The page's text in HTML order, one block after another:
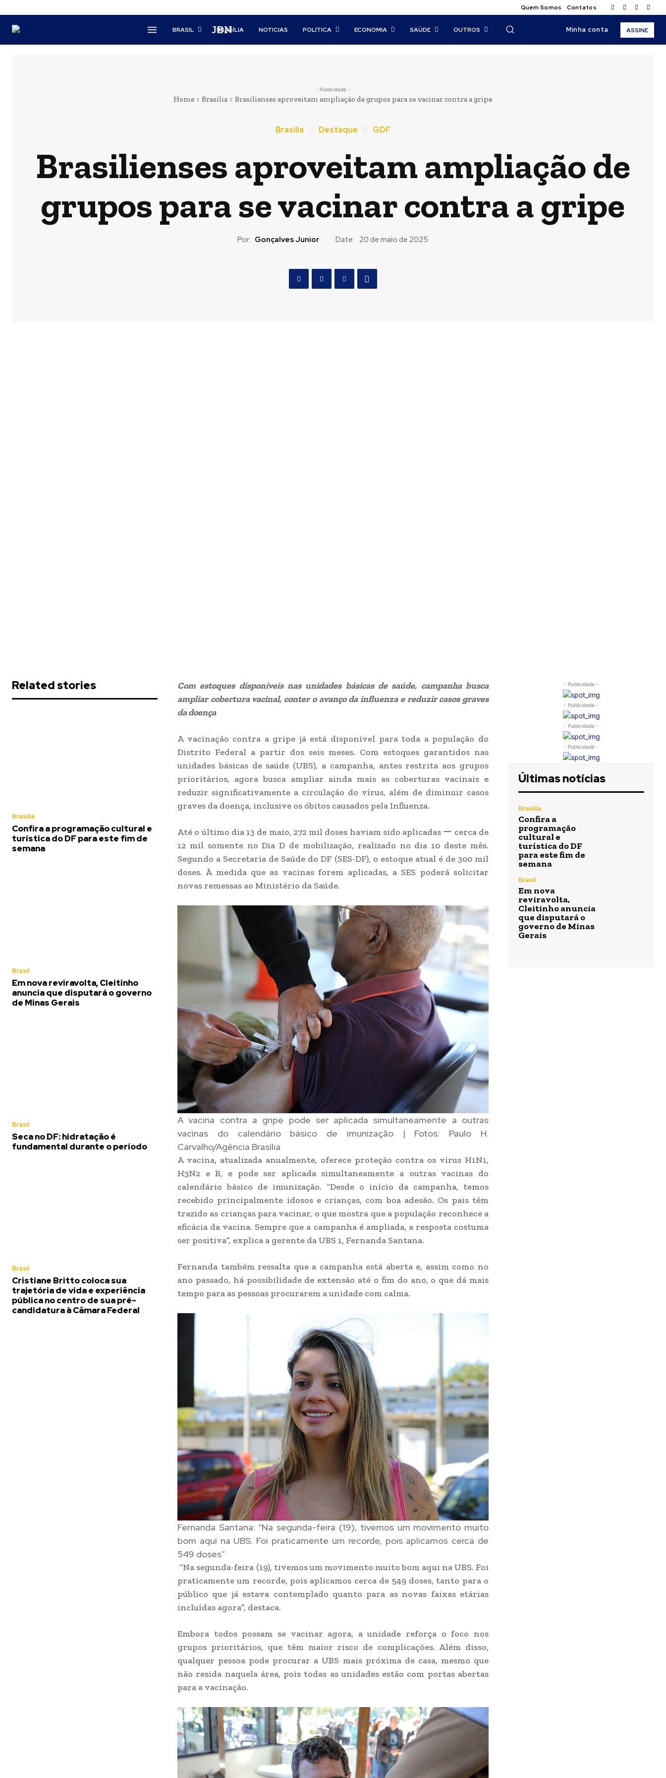
Quem Somos Contatos
JBN
BRASIL BRASÍLIA NOTICIAS POLÍTICA ECONOMIA SAÚDE OUTROS Minha conta ASSINE
- Publicidade -
Home Brasília Brasilienses aproveitam ampliação de grupos para se vacinar contra a gripe
Brasília Destaque GDF
Brasilienses aproveitam ampliação de
grupos para se vacinar contra a gripe
Por: Gonçalves Junior Date: 20 de maio de 2025
Related stories
Brasília
Confira a programação cultural e
turística do DF para este fim de
semana
Brasil
Em nova reviravolta, Cleitinho
anuncia que disputará o governo
de Minas Gerais
Brasil
Seca no DF: hidratação é
fundamental durante o período
Brasil
Cristiane Britto coloca sua
trajetória de vida e experiência
pública no centro de sua pré-
candidatura à Câmara Federal
Com estoques disponíveis nas unidades básicas de saúde, campanha busca
ampliar cobertura vacinal, conter o avanço da influenza e reduzir casos graves
da doença
A vacinação contra a gripe já está disponível para toda a população do
Distrito Federal a partir dos seis meses. Com estoques garantidos nas
unidades básicas de saúde (UBS), a campanha, antes restrita aos grupos
prioritários, agora busca ampliar ainda mais as coberturas vacinais e
reduzir significativamente a circulação do vírus, além de diminuir casos
graves da doença, inclusive os óbitos causados pela Influenza.
Até o último dia 13 de maio, 272 mil doses haviam sido aplicadas ー cerca de
12 mil somente no Dia D de mobilização, realizado no dia 10 deste mês.
Segundo a Secretaria de Saúde do DF (SES-DF), o estoque atual é de 300 mil
doses. À medida que as vacinas forem aplicadas, a SES poderá solicitar
novas remessas ao Ministério da Saúde.
A vacina contra a gripe pode ser aplicada simultaneamente a outras
vacinas do calendário básico de imunização | Fotos: Paulo H.
Carvalho/Agência Brasília
A vacina, atualizada anualmente, oferece proteção contra os vírus H1N1,
H3N2 e B, e pode ser aplicada simultaneamente a outras vacinas do
calendário básico de imunização. “Desde o início da campanha, temos
recebido principalmente idosos e crianças, com boa adesão. Os pais têm
trazido as crianças para vacinar, o que mostra que a população reconhece a
eficácia da vacina. Sempre que a campanha é ampliada, a resposta costuma
ser positiva”, explica a gerente da UBS 1, Fernanda Santana.
Fernanda também ressalta que a campanha está aberta e, assim como no
ano passado, há possibilidade de extensão até o fim do ano, o que dá mais
tempo para as pessoas procurarem a unidade com calma.
Fernanda Santana: “Na segunda-feira (19), tivemos um movimento muito
bom aqui na UBS. Foi praticamente um recorde, pois aplicamos cerca de
549 doses”
“Na segunda-feira (19), tivemos um movimento muito bom aqui na UBS. Foi
praticamente um recorde, pois aplicamos cerca de 549 doses, tanto para o
público que já estava contemplado quanto para as novas faixas etárias
incluídas agora”, destaca.
Embora todos possam se vacinar agora, a unidade reforça o foco nos
grupos prioritários, que têm maior risco de complicações. Além disso,
qualquer pessoa pode procurar a UBS mais próxima de casa, mesmo que
não resida naquela área, pois todas as unidades estão com portas abertas
para a vacinação.
- Publicidade -
- Publicidade -
- Publicidade -
- Publicidade -
Últimas notícias
Brasília
Confira a
programação
cultural e
turística do DF
para este fim de
semana
Brasil
Em nova
reviravolta,
Cleitinho anuncia
que disputará o
governo de Minas
Gerais